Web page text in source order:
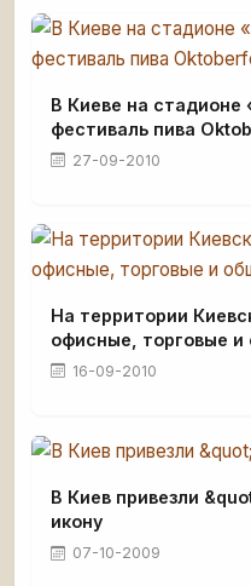
В Киеве на стадионе
фестиваль пива
27-09-2010
На территории
офисные, торговые
16-09-2010
В Киев привезли
икону
07-10-2009